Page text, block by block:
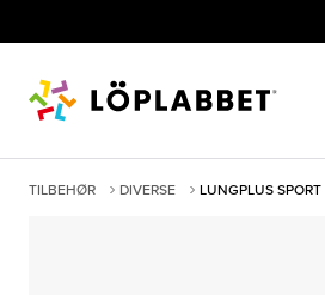
TILBEHØR DIVERSE
LUNGPLUS SPORT